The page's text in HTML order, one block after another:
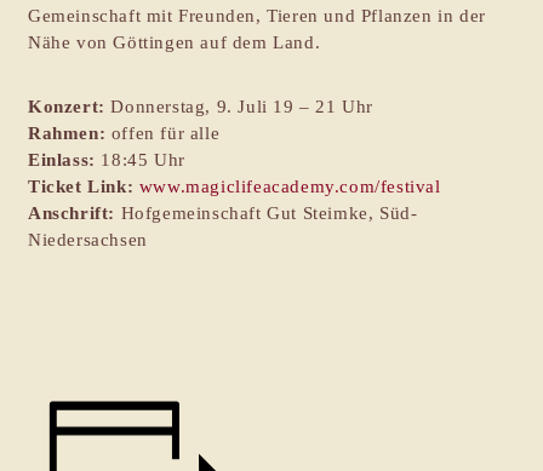
Gemeinschaft mit Freunden, Tieren und Pflanzen in der
Nähe von Göttingen auf dem Land.
Konzert: Donnerstag, 9. Juli 19 – 21 Uhr
Rahmen: offen für alle
Einlass: 18:45 Uhr
Ticket Link: www.magiclifeacademy.com/festival
Anschrift: Hofgemeinschaft Gut Steimke, Süd-
Niedersachsen